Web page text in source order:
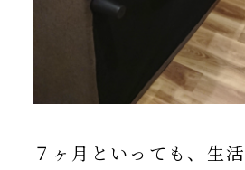
７ヶ月といっても、生